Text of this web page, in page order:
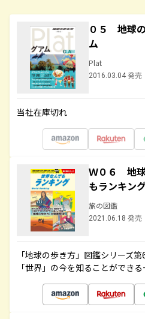
０５ 地球
ム
Plat
2016.03.04 発売
当社在庫切れ
Ｗ０６ 地球
もランキン
旅の図鑑
2021.06.18 発売
「地球の歩き方」図鑑シリーズ
「世界」の今を知ることができる